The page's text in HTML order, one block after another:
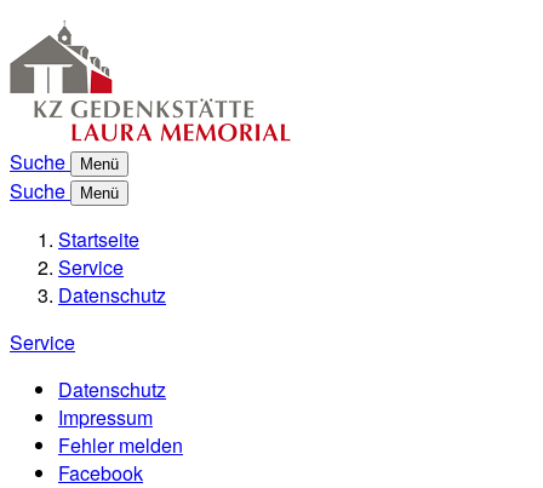
Suche Menü
Suche Menü
Startseite
Service
Datenschutz
Service
Datenschutz
Impressum
Fehler melden
Facebook